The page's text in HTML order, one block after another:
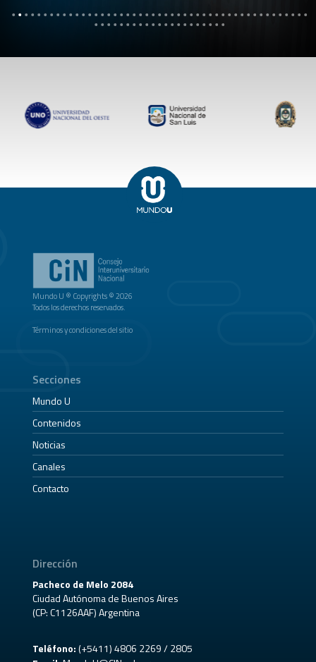
Mundo U ® Copyrights © 2026
Todos los derechos reservados.
Términos y condiciones del sitio
Secciones
Mundo U
Contenidos
Noticias
Canales
Contacto
Dirección
Pacheco de Melo 2084
Ciudad Autónoma de Buenos Aires
(CP: C1126AAF) Argentina
Teléfono:(+5411) 4806 2269 / 2805